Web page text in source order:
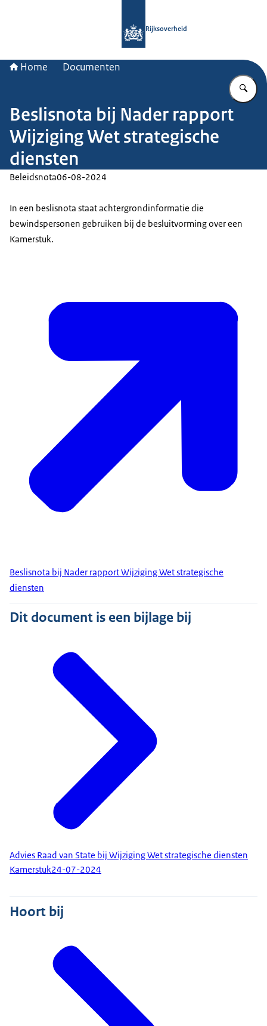
Rijksoverheid
Home Documenten
Beslisnota bij Nader rapport
Wijziging Wet strategische
diensten
Beleidsnota06-08-2024
In een beslisnota staat achtergrondinformatie die
bewindspersonen gebruiken bij de besluitvorming over een
Kamerstuk.
Beslisnota bij Nader rapport Wijziging Wet strategische
diensten
Dit document is een bijlage bij
Advies Raad van State bij Wijziging Wet strategische diensten
Kamerstuk24-07-2024
Hoort bij